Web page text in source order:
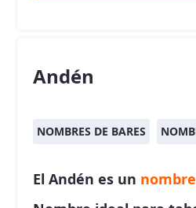
Andén
NOMBRES DE BARES
El Andén es un